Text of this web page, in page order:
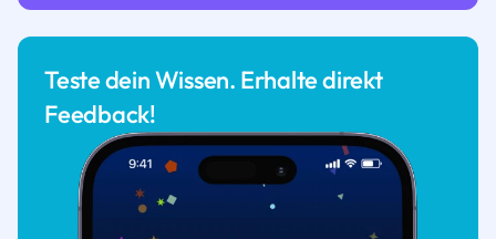
Teste dein Wissen. Erhalte direkt
Feedback!